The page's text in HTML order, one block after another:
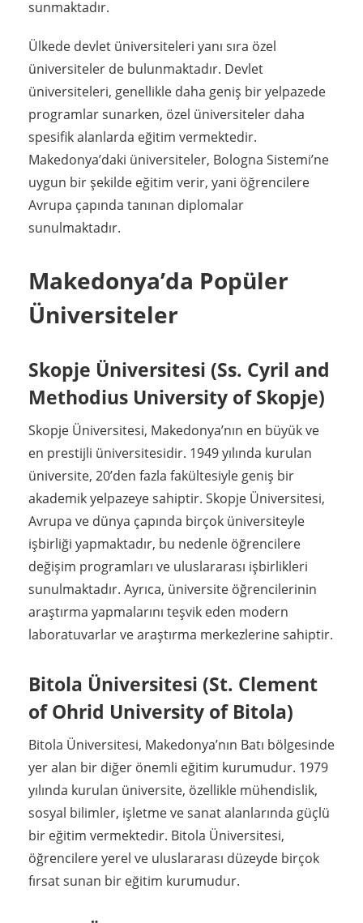
sunmaktadır.
Ülkede devlet üniversiteleri yanı sıra özel
üniversiteler de bulunmaktadır. Devlet
üniversiteleri, genellikle daha geniş bir yelpazede
programlar sunarken, özel üniversiteler daha
spesifik alanlarda eğitim vermektedir.
Makedonya’daki üniversiteler, Bologna Sistemi’ne
uygun bir şekilde eğitim verir, yani öğrencilere
Avrupa çapında tanınan diplomalar
sunulmaktadır.
Makedonya’da Popüler
Üniversiteler
Skopje Üniversitesi (Ss. Cyril and
Methodius University of Skopje)
Skopje Üniversitesi, Makedonya’nın en büyük ve
en prestijli üniversitesidir. 1949 yılında kurulan
üniversite, 20’den fazla fakültesiyle geniş bir
akademik yelpazeye sahiptir. Skopje Üniversitesi,
Avrupa ve dünya çapında birçok üniversiteyle
işbirliği yapmaktadır, bu nedenle öğrencilere
değişim programları ve uluslararası işbirlikleri
sunulmaktadır. Ayrıca, üniversite öğrencilerinin
araştırma yapmalarını teşvik eden modern
laboratuvarlar ve araştırma merkezlerine sahiptir.
Bitola Üniversitesi (St. Clement
of Ohrid University of Bitola)
Bitola Üniversitesi, Makedonya’nın Batı bölgesinde
yer alan bir diğer önemli eğitim kurumudur. 1979
yılında kurulan üniversite, özellikle mühendislik,
sosyal bilimler, işletme ve sanat alanlarında güçlü
bir eğitim vermektedir. Bitola Üniversitesi,
öğrencilere yerel ve uluslararası düzeyde birçok
fırsat sunan bir eğitim kurumudur.